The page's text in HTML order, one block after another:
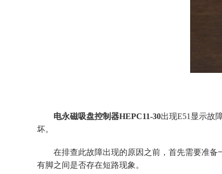
电永磁吸盘控制器HEPC11-30出现E51显示故
坏。
在排查此故障出现的原因之前，首先需要准
有脚之间是否存在短路现象。